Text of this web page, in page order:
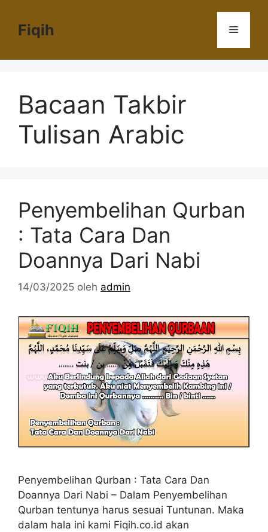
Fiqih Menu
Bacaan Takbir
Tulisan Arabic
Penyembelihan Qurban
: Tata Cara Dan
Doannya Dari Nabi
14/03/2025 oleh admin
Penyembelihan Qurban : Tata Cara Dan
Doannya Dari Nabi – Dalam Penyembelihan
Qurban tentunya harus sesuai Tuntunan. Maka
dalam hala ini kami Fiqih.co.id akan